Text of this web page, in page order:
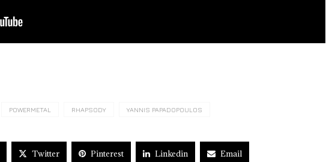
POWERMETAL RHAPSODY YANNIS PAPADOPOULOS
Twitter Pinterest Linkedin Email